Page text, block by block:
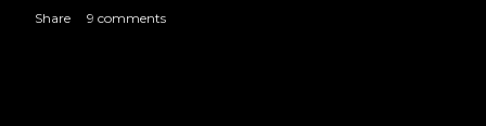
Share 9 comments